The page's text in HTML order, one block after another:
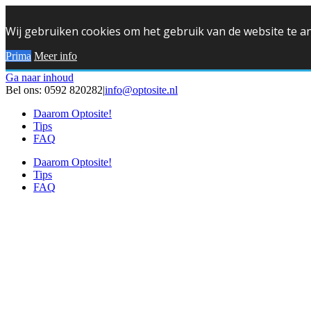
Wij gebruiken cookies om het gebruik van de website te
Prima Meer info
Ga naar inhoud
Bel ons: 0592 820282|info@optosite.nl
Daarom Optosite!
Tips
FAQ
Daarom Optosite!
Tips
FAQ